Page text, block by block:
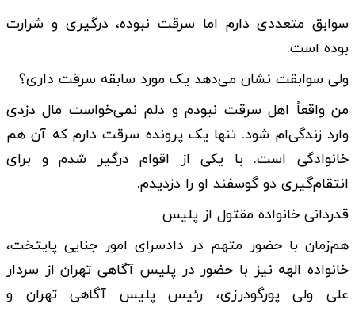
سوابق متعددی دارم اما سرقت نبوده، درگیری و شرارت
بوده است.
ولی سوابقت نشان می‌دهد یک مورد سابقه سرقت داری؟
من واقعاً اهل سرقت نبودم و دلم نمی‌خواست مال دزدی
وارد زندگی‌ام شود. تنها یک پرونده سرقت دارم که آن هم
خانوادگی است. با یکی از اقوام درگیر شدم و برای
انتقام‌گیری دو گوسفند او را دزدیدم.
قدردانی خانواده مقتول از پلیس
هم‌زمان با حضور متهم در دادسرای امور جنایی پایتخت،
خانواده الهه نیز با حضور در پلیس آگاهی تهران از سردار
علی ولی پورگودرزی، رئیس پلیس آگاهی تهران و